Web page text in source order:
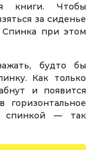
книги. Чтобы
за сиденье
Спинка при этом
будто бы
Как только
и появится
горизонтальное
спинкой — так